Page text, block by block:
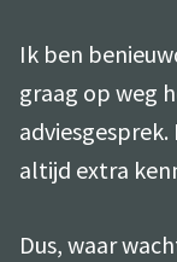
Ik ben
graag op weg
altijd extra
Dus, waar